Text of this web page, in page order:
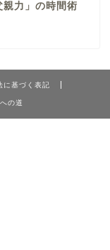
力」の時間術
に基づく表記
の道